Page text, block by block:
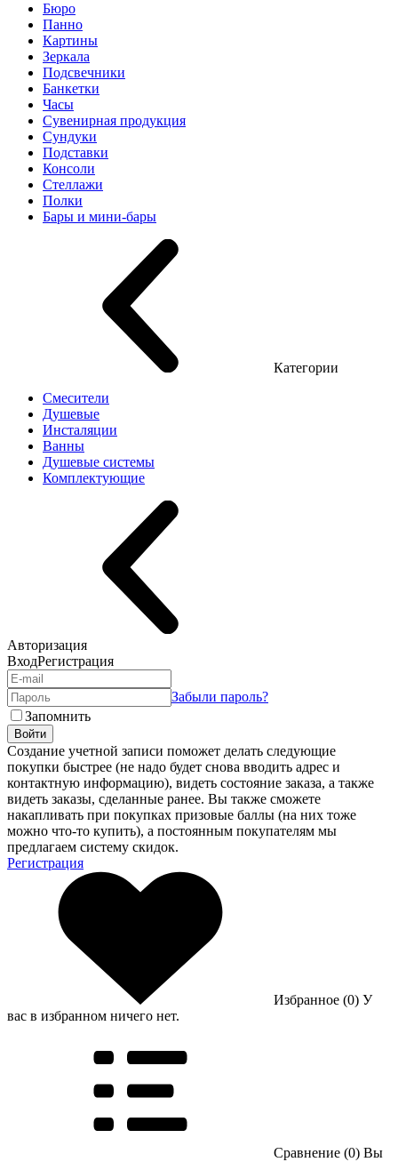
Бюро
Панно
Картины
Зеркала
Подсвечники
Банкетки
Часы
Сувенирная продукция
Сундуки
Подставки
Консоли
Стеллажи
Полки
Бары и мини-бары
Категории
Смесители
Душевые
Инсталяции
Ванны
Душевые системы
Комплектующие
Авторизация
ВходРегистрация
Забыли пароль?
Запомнить
Войти
Создание учетной записи поможет делать следующие
покупки быстрее (не надо будет снова вводить адрес и
контактную информацию), видеть состояние заказа, а также
видеть заказы, сделанные ранее. Вы также сможете
накапливать при покупках призовые баллы (на них тоже
можно что-то купить), а постоянным покупателям мы
предлагаем систему скидок.
Регистрация
Избранное (0) У
вас в избранном ничего нет.
Сравнение (0) Вы